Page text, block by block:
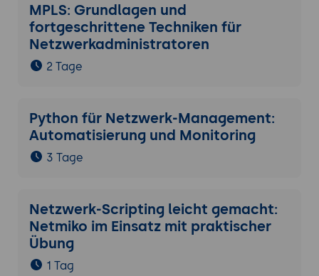
MPLS: Grundlagen und
fortgeschrittene Techniken für
Netzwerkadministratoren
2 Tage
Python für Netzwerk-Management:
Automatisierung und Monitoring
3 Tage
Netzwerk-Scripting leicht gemacht:
Netmiko im Einsatz mit praktischer
Übung
1 Tag